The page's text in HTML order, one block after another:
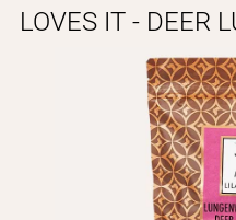
ОТ
НАШЕ
О
LOVES IT - DEER